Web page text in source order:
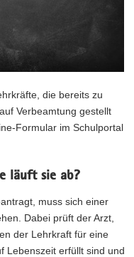
die bereits zu
Verbeamtung gestellt
Formular im Schulportal
läuft sie ab?
muss sich einer
Dabei prüft der Arzt,
der Lehrkraft für eine
Lebenszeit erfüllt sind und